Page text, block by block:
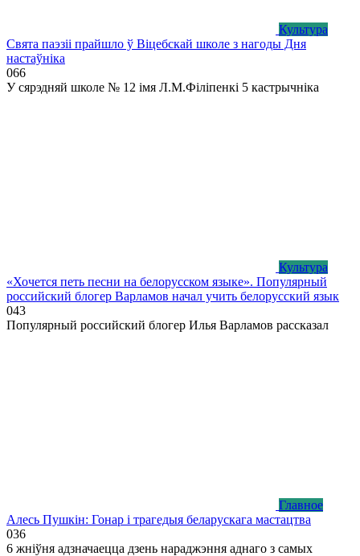
Культура
Свята паэзіі прайшло ў Віцебскай школе з нагоды Дня
настаўніка
066
У сярэдняй школе № 12 імя Л.М.Філіпенкі 5 кастрычніка
Культура
«Хочется петь песни на белорусском языке». Популярный
российский блогер Варламов начал учить белорусский язык
043
Популярный российский блогер Илья Варламов рассказал
Главное
Алесь Пушкін: Гонар і трагедыя беларускага мастацтва
036
6 жніўня адзначаецца дзень нараджэння аднаго з самых